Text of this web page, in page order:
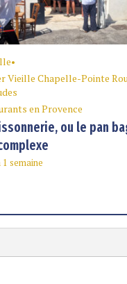
•
Vieille Chapelle-Pointe
en Provence
ou le pan
semaine